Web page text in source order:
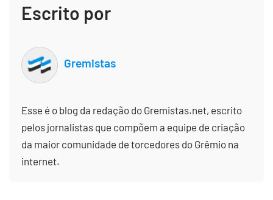
Escrito por
Gremistas
Esse é o blog da redação do Gremistas.net, escrito
pelos jornalistas que compõem a equipe de criação
da maior comunidade de torcedores do Grêmio na
internet.